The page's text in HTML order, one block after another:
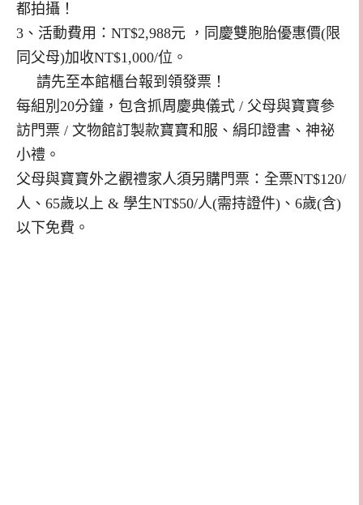
都拍攝！
3 、活動費用： NT$2,988元 ，同慶雙胞胎優惠價(限
同父母)加收NT$1,000/位。
請先至本館櫃台報到領發票！
每組別 20分鐘，包含抓周慶典儀式 / 父母與寶寶參
訪門票 / 文物館訂製款寶寶和服、絹印證書、神祕
小禮。
父母與寶寶外之觀禮家人須另購門票：全票NT$120/
人、 65歲以上 & 學生NT$50/人(需持證件) 、 6歲(含)
以下免費。